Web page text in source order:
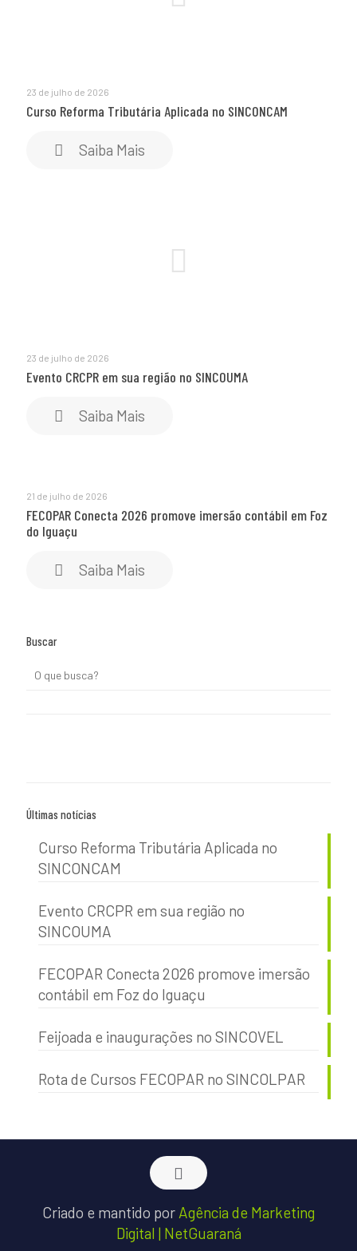
23 de julho de 2026
Curso Reforma Tributária Aplicada no SINCONCAM
Saiba Mais
23 de julho de 2026
Evento CRCPR em sua região no SINCOUMA
Saiba Mais
21 de julho de 2026
FECOPAR Conecta 2026 promove imersão contábil em Foz
do Iguaçu
Saiba Mais
Buscar
Últimas notícias
Curso Reforma Tributária Aplicada no
SINCONCAM
Evento CRCPR em sua região no
SINCOUMA
FECOPAR Conecta 2026 promove imersão
contábil em Foz do Iguaçu
Feijoada e inaugurações no SINCOVEL
Rota de Cursos FECOPAR no SINCOLPAR
Criado e mantido por Agência de Marketing
Digital | NetGuaraná